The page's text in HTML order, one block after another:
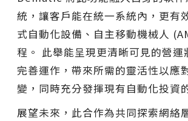
統，讓客戶能在統一系統內，更有
式自動化設備、自主移動機械人
程。 此舉能呈現更清晰可見的營運
完善運作，帶來所需的靈活性以應
變，同時充分發揮現有自動化投資
展望未來，此合作為共同探索網絡